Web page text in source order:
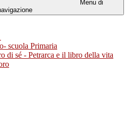
Menu di
scuola Primaria
di sé - Petrarca e il libro della vita